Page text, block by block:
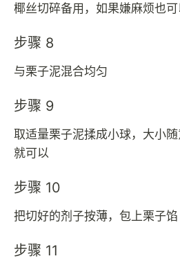
椰丝切碎备用，如果嫌麻烦也
步骤 8
与栗子泥混合均匀
步骤 9
取适量栗子泥揉成小球，大小
就可以
步骤 10
把切好的剂子按薄，包上栗子馅
步骤 11